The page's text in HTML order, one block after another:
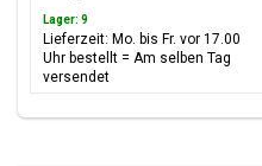
Lager: 9
Lieferzeit: Mo. bis Fr. vor 17.00
Uhr bestellt = Am selben Tag
versendet